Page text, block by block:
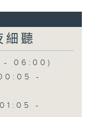
聽
- 06:00)
-
-